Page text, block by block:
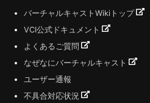
バーチャルキャストWikiトップ
VCI公式ドキュメント
よくあるご質問
なぜなにバーチャルキャスト
ユーザー通報
不具合対応状況